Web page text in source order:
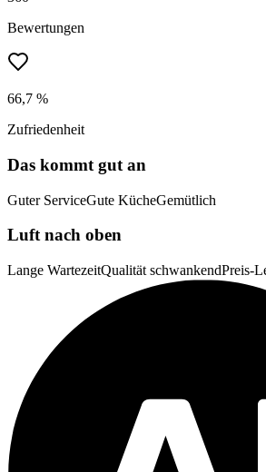
Bewertungen
66,7 %
Zufriedenheit
Das kommt gut an
Guter ServiceGute KücheGemütlich
Luft nach oben
Lange WartezeitQualität schwankendPreis-